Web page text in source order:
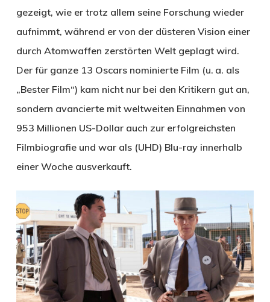
gezeigt, wie er trotz allem seine Forschung wieder
aufnimmt, während er von der düsteren Vision einer
durch Atomwaffen zerstörten Welt geplagt wird.
Der für ganze 13 Oscars nominierte Film (u. a. als
„Bester Film“) kam nicht nur bei den Kritikern gut an,
sondern avancierte mit weltweiten Einnahmen von
953 Millionen US-Dollar auch zur erfolgreichsten
Filmbiografie und war als (UHD) Blu-ray innerhalb
einer Woche ausverkauft.